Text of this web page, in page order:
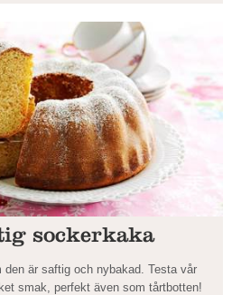
sockerkaka
är saftig och nybakad. Testa vår
smak, perfekt även som tårtbotten!